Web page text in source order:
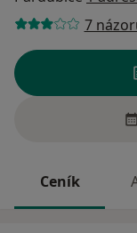
7
Ceník